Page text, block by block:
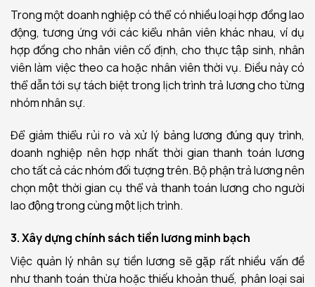
Trong một doanh nghiệp có thể có nhiều loại hợp đồng lao
động, tương ứng với các kiểu nhân viên khác nhau, ví dụ
hợp đồng cho nhân viên cố định, cho thực tập sinh, nhân
viên làm việc theo ca hoặc nhân viên thời vụ. Điều này có
thể dẫn tới sự tách biệt trong lịch trình trả lương cho từng
nhóm nhân sự.
Để giảm thiểu rủi ro và xử lý bảng lương đúng quy trình,
doanh nghiệp nên hợp nhất thời gian thanh toán lương
cho tất cả các nhóm đối tượng trên. Bộ phận trả lương nên
chọn một thời gian cụ thể và thanh toán lương cho người
lao động trong cùng một lịch trình.
3. Xây dựng chính sách tiền lương minh bạch
Việc quản lý nhân sự tiền lương sẽ gặp rất nhiều vấn đề
như thanh toán thừa hoặc thiếu khoản thuế, phân loại sai